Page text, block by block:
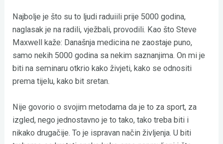
Najbolje je što su to ljudi raduiili prije 5000 godina,
naglasak je na radili, vježbali, provodili. Kao što Steve
Maxwell kaže: Današnja medicina ne zaostaje puno,
samo nekih 5000 godina sa nekim saznanjima. On mi je
biti na seminaru otkrio kako živjeti, kako se odnositi
prema tijelu, kako bit sretan.
Nije govorio o svojim metodama da je to za sport, za
izgled, nego jednostavno je to tako, tako treba biti i
nikako drugačije. To je ispravan način življenja. U biti